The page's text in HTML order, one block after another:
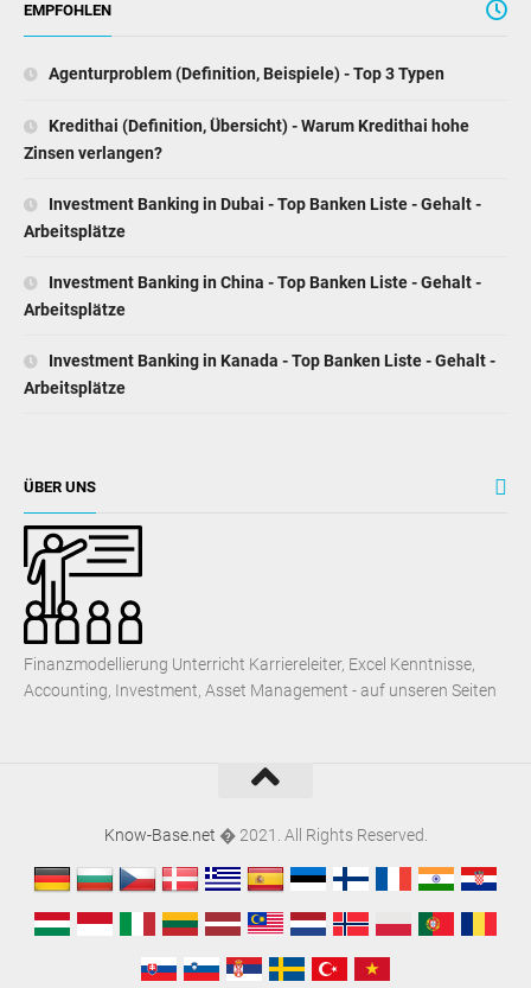
EMPFOHLEN
Agenturproblem (Definition, Beispiele) - Top 3 Typen
Kredithai (Definition, Übersicht) - Warum Kredithai hohe
Zinsen verlangen?
Investment Banking in Dubai - Top Banken Liste - Gehalt -
Arbeitsplätze
Investment Banking in China - Top Banken Liste - Gehalt -
Arbeitsplätze
Investment Banking in Kanada - Top Banken Liste - Gehalt -
Arbeitsplätze
ÜBER UNS
Finanzmodellierung Unterricht Karriereleiter, Excel Kenntnisse,
Accounting, Investment, Asset Management - auf unseren Seiten
Know-Base.net � 2021. All Rights Reserved.